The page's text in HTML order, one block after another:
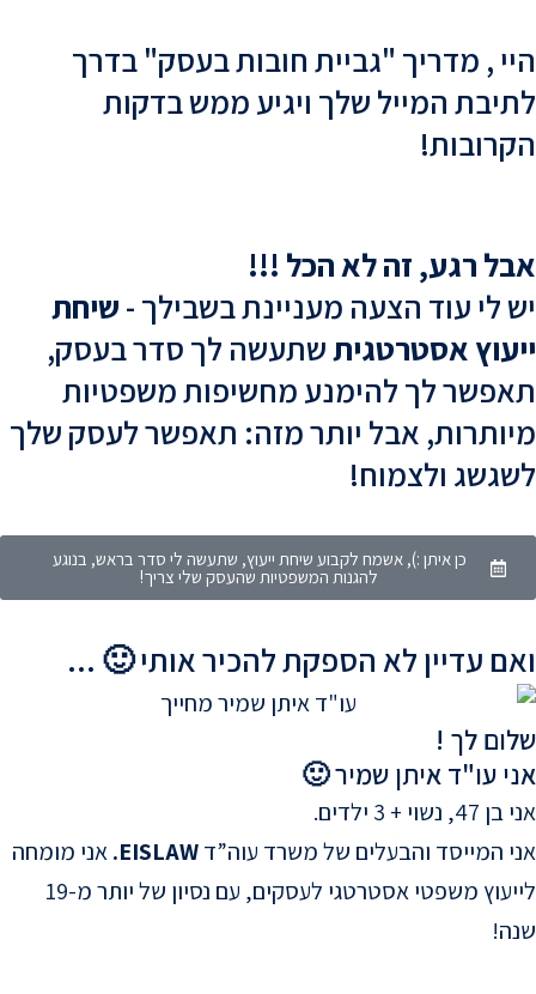
, מדריך "גביית חובות בעסק" בדרך
המייל שלך ויגיע ממש בדקות
רגע, זה לא הכל !!!
לי עוד הצעה מעניינת בשבילך -שיחת
אסטרטגיתשתעשה לך סדר בעסק,
לך להימנע מחשיפות משפטיות
אבל יותר מזה: תאפשר לעסק שלך
ולצמוח!
כן איתן :), אשמח לקבוע שיחת ייעוץ, שתעשה לי סדר בראש, בנוגע
להגנות המשפטיות שהעסק שלי צריך!
עדיין לא הספקת להכיר אותי 🙂 ...
לך !
עו"ד איתן שמיר 🙂
+ 3 ילדים.
המייסד והבעלים של משרד עוה”דEISLAW.
אני מומחה
לייעוץ משפטי אסטרטגי לעסקים, עם נסיון של יותר מ-19
visibility_off השבת את ההבזקים
title סמן כותרות
zoom_in זום (הגדלה)
remove_circle_outline הקטנת גופן
add_circle_outline הגדלת גופן
spellcheck גופן קריא
brightness_high ניגודיות בהירה
brightness_low ניגודיות כהה
font_download סמן קישורים
לאפס
כל
האפשרויות
cached
הצהרת נגישות